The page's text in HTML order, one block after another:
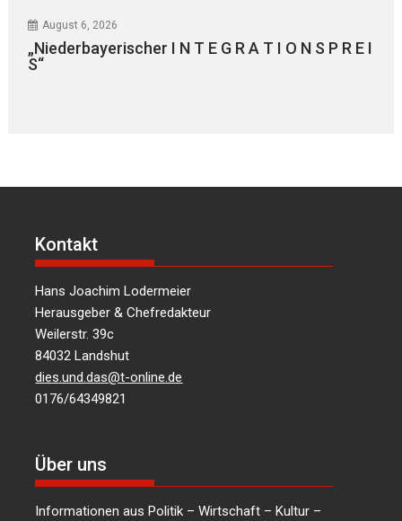
August 6, 2026
„Niederbayerischer I N T E G R A T I O N S P R E I
S“
Kontakt
Hans Joachim Lodermeier
Herausgeber & Chefredakteur
Weilerstr. 39c
84032 Landshut
dies.und.das@t-online.de
0176/64349821
Über uns
Informationen aus Politik – Wirtschaft – Kultur –